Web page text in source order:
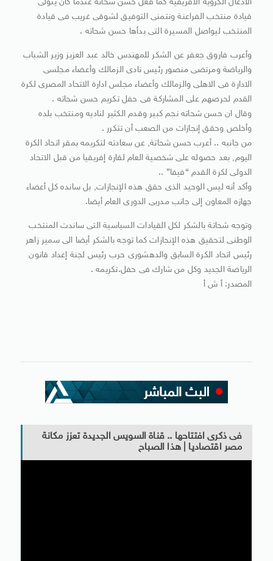
الادغال الكروية الافريقية كما فعل حسن شحاته عندما كان يتولى
قيادة منتخب الفراعنة ونتمنى التوفيق لشوقى غريب فى قيادة
المنتخب ليواصل المسيرة التى بدأها حسن شحاته .
وأعرب فاروق جعفر عن الشكر للمهندس خالد عبد العزيز وزير الشباب
والرياضة ومرتضى منصور رئيس نادى الزمالك وأعضاء مجلسى
الادارة فى الاهلى والزمالك وأعضاء مجلس ادارة الاتحاد المصرى لكرة
القدم لحرصهم على المشاركة فى حفل تكريم حسن شحاته .
وقال ان حسن شحاته نجم كبير وقدم الكثير لناديه ومنتخب بلده
وأخلص وحقق إنجازات من الصعب أن تتكرر .
من جانبه .. أعرب حسن شحاتة, عن سعادته لتكريمه بمقر اتحاد الكرة
اليوم, بعد حصوله على شخصية العام لقارة إفريقيا من قبل الاتحاد
الدولى لكرة القدم “فيفا” ..
وأكد أنه ليس الوحيد الذى حقق هذه الإنجازات, بل سانده كل أعضاء
جهازه المعاون إلى جانب مدربى الدورى العام أيضا.
وتوجه شحاتة بالشكر لكل القيادات السياسية التى ساندت المنتخب
الوطنى لتحقيق هذه الإنجازات كما توجه بالشكر أيضا الى سمير زاهر
رئيس اتحاد الكرة السابق والدهشورى حرب رئيس لجنة إعداد قانون
الرياضة الجديد وكل من شارك فى حفل.تكريمه .
المصدر: أ ش أ
فى ذكرى افتتاحها .. قناة السويس الجديدة تعزز مكانة
مصر اقتصاديا | هذا الصباح